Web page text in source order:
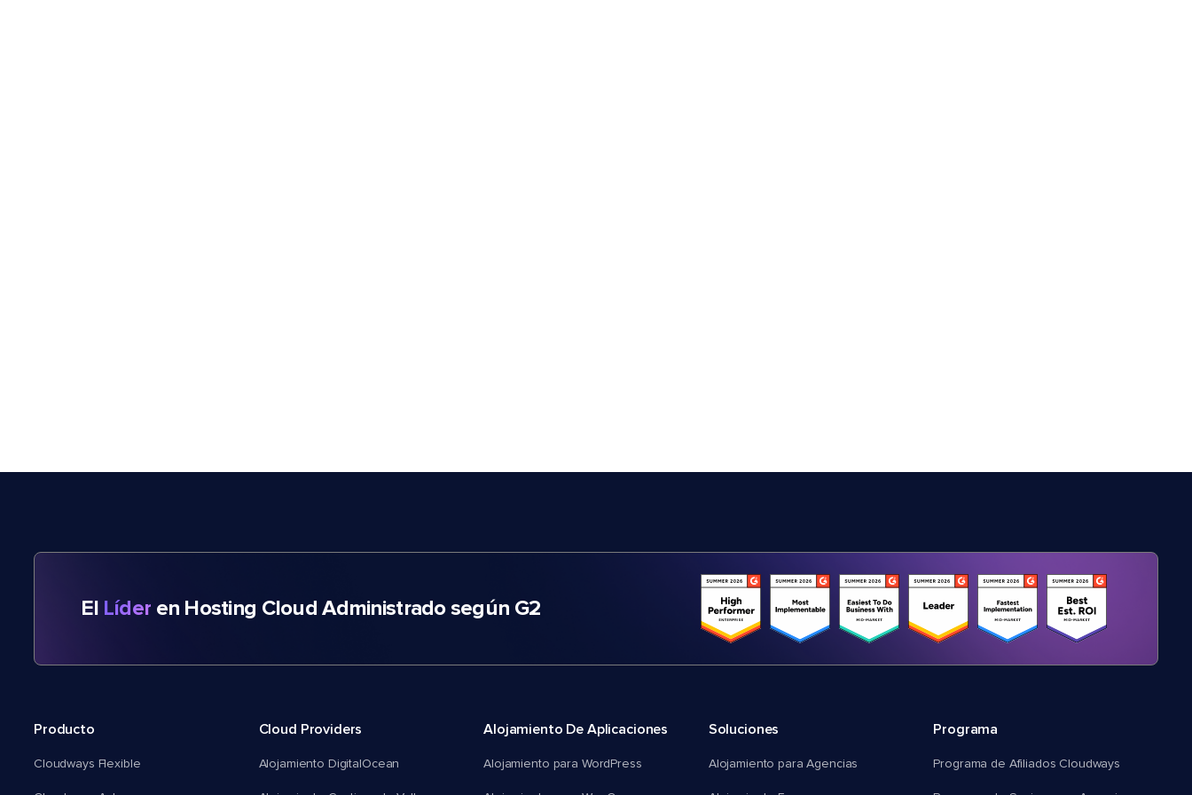
El Líder en Hosting Cloud Administrado según G2
Producto
Cloudways Flexible
Cloud Providers
Alojamiento DigitalOcean
Alojamiento De Aplicaciones
Alojamiento para WordPress
Soluciones
Alojamiento para Agencias
Programa
Programa de Afiliados Cloudways